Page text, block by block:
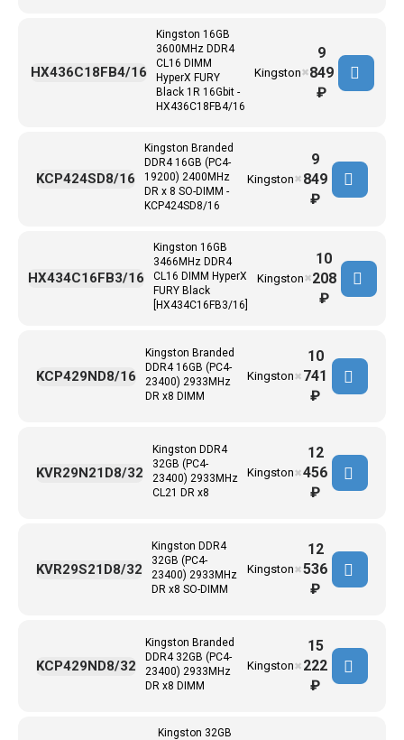
Kingston 16GB
3600MHz DDR4
CL16 DIMM
HyperX FURY
Black 1R 16Gbit -
HX436C18FB4/16
Kingston
HX436C18FB4/16 ✖
9
849
₽
Kingston Branded
DDR4 16GB (PC4-
19200) 2400MHz
DR x 8 SO-DIMM -
KCP424SD8/16
Kingston
KCP424SD8/16 ✖
9
849
₽
Kingston 16GB
3466MHz DDR4
CL16 DIMM HyperX
FURY Black
[HX434C16FB3/16]
Kingston
HX434C16FB3/16 ✖
10
208
₽
Kingston Branded
DDR4 16GB (PC4-
23400) 2933MHz
DR x8 DIMM
Kingston
KCP429ND8/16 ✖
10
741
₽
Kingston DDR4
32GB (PC4-
23400) 2933MHz
CL21 DR x8
Kingston
KVR29N21D8/32 ✖
12
456
₽
Kingston DDR4
32GB (PC4-
23400) 2933MHz
DR x8 SO-DIMM
Kingston
KVR29S21D8/32 ✖
12
536
₽
Kingston Branded
DDR4 32GB (PC4-
23400) 2933MHz
DR x8 DIMM
Kingston
KCP429ND8/32 ✖
15
222
₽
Kingston 32GB